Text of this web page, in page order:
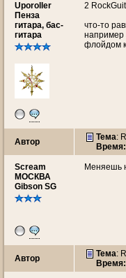
Uporoller
Пенза
гитара, бас-
гитара
2
что-то
например
флойдом
Автор Тема:
Время:
Scream
МОСКВА
Gibson SG
Меняешь
Автор Тема:
Время: